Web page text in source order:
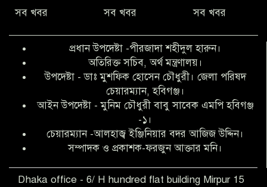
অনিয়ম ও জালিয়াতির আশ্রয় নিয়ে মেয়েকে
বৃত্তি পরীক্ষার সুযোগ করে দিলেন প্রধান শিক্ষক
ফারুক মাস্টার
আব্দুল হক তালুকদার ফাউন্ডেশন মানবতার
শিকড় ছুঁই ছুঁই,ফরজুন আক্তার মনি
সিলেট রেঞ্জের শ্রেষ্ঠ ওসি নির্বাচিত হলেন
নবীগঞ্জ থানার ওসি মোনায়েম
সব খবর সব খবর সব খবর
প্রধান উপদেষ্টা -পীরজাদা শহীদুল হারুন।
অতিরিক্ত সচিব, অর্থ মন্ত্রণালয়।
উপদেষ্টা - ডাঃ মুশফিক হোসেন চৌধুরী। জেলা পরিষদ
চেয়ারম্যান, হবিগঞ্জ।
আইন উপদেষ্টা - মুনিম চৌধুরী বাবু সাবেক এমপি হবিগঞ্জ
-১।
চেয়ারম্যান -আলহাজ্ব ইঞ্জিনিয়ার বদর আজিজ উদ্দিন।
সম্পাদক ও প্রকাশক-ফরজুন আক্তার মনি।
Dhaka office - 6/ H hundred flat building Mirpur 15